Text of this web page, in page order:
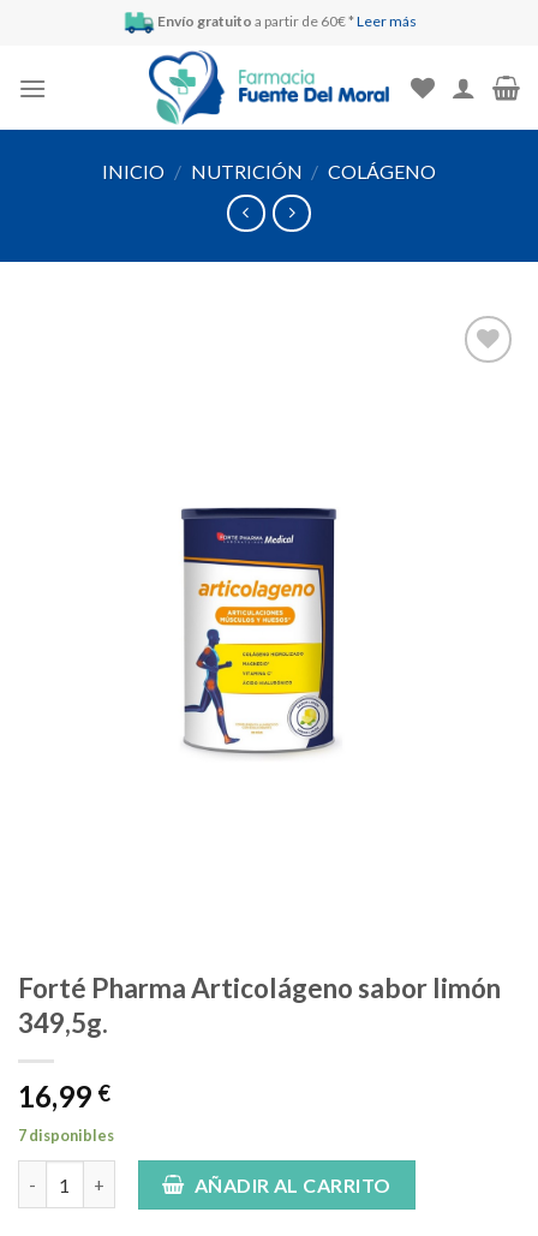
Envío gratuito a partir de 60€ * Leer más
INICIO / NUTRICIÓN / COLÁGENO
Forté Pharma Articolágeno sabor limón
349,5g.
16,99 €
7 disponibles
Forté Pharma Articolágeno sabor limón 349,5g. cantidad
AÑADIR AL CARRITO